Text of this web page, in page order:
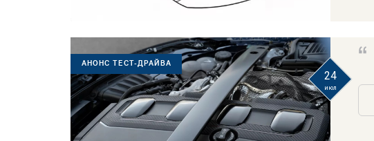
АНОНС ТЕСТ-ДРАЙВА
24
июл